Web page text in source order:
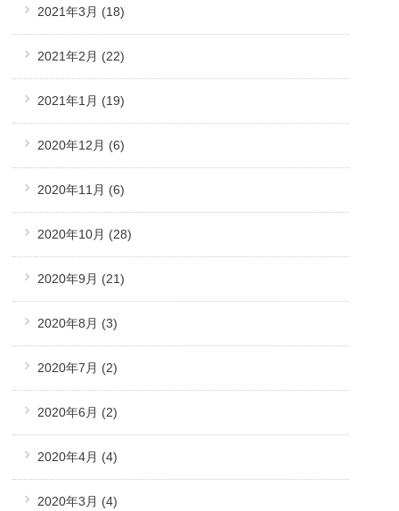
2021年3月 (18)
2021年2月 (22)
2021年1月 (19)
2020年12月 (6)
2020年11月 (6)
2020年10月 (28)
2020年9月 (21)
2020年8月 (3)
2020年7月 (2)
2020年6月 (2)
2020年4月 (4)
2020年3月 (4)